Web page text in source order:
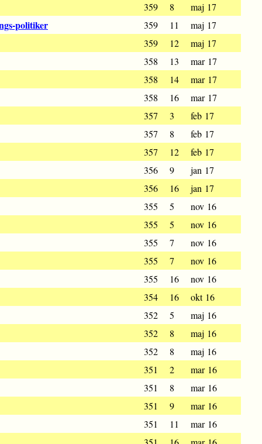
359
8 maj 17
politiker 359 11
maj 17
359
12
maj 17
358
13
mar 17
358
14
mar 17
358
16
mar 17
357
3
feb 17
357
8
feb 17
357
12
feb 17
356
9
jan 17
356
16
jan 17
355
5
nov 16
355
5
nov 16
355
7
nov 16
355
7
nov 16
355
16
nov 16
354
16
okt 16
352
5
maj 16
352
8
maj 16
352
8
maj 16
351
2
mar 16
351
8
mar 16
351
9
mar 16
351
11
mar 16